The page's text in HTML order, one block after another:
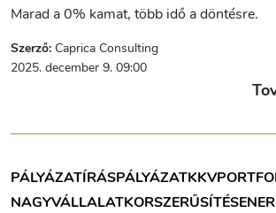
Marad a 0% kamat, több idő a döntésre.
Szerző: Caprica Consulting
2025. december 9. 09:00
PÁLYÁZATÍRÁSPÁLYÁZATKKV
NAGYVÁLLALATKORSZERŰSÍTÉS